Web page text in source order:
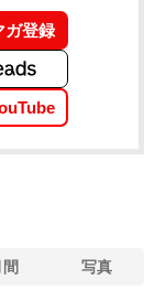
ガ登録
間 写真